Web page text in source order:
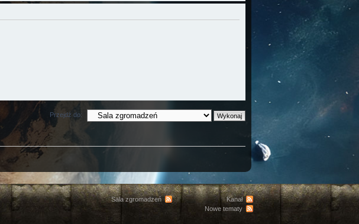
Przejdź do:
Kanał
Nowe tematy
Sala zgromadzeń